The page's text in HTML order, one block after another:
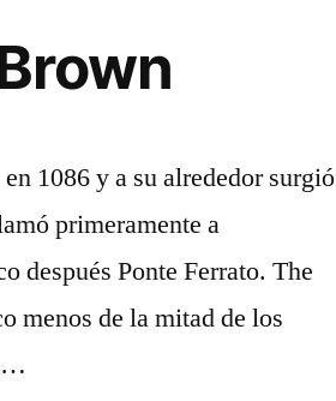
1086 y a su alrededor surgió
primeramente a
después Ponte Ferrato. The
menos de la mitad de los
…